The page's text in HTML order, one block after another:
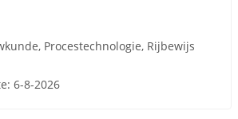
Procestechnologie, Rijbewijs
6-8-2026